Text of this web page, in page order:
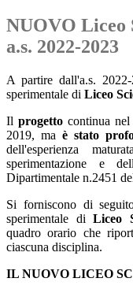
NUOVO Liceo
a.s. 2022-2023
A partire dall'a.s.
sperimentale di Liceo
Il progetto continua
2019, ma è stato
dell'esperienza
sperimentazione e
Dipartimentale n.2451
Si forniscono di
sperimentale diLiceo
quadro orario che
ciascuna disciplina.
IL NUOVO LICEO